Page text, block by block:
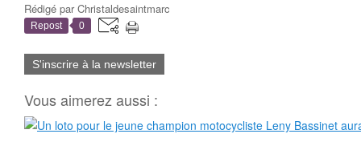
Rédigé parChristaldesaintmarc
Repost 0
S'inscrire à la newsletter
Vous aimerez aussi :